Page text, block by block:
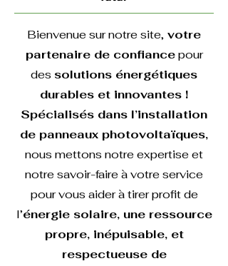
Bienvenue sur notre site, votre
partenaire de confiancepour
des solutions énergétiques
durables et innovantes !
Spécialisés dans l’installation
de panneaux photovoltaïques,
nous mettons notre expertise et
notre savoir-faire à votre service
pour vous aider à tirer profit de
l’énergie solaire, une ressource
propre, inépuisable, et
respectueuse de